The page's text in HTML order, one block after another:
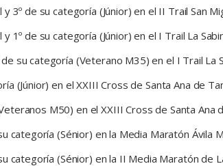
3º de su categoría (Júnior) en el II Trail San
1º de su categoría (Júnior) en el I Trail La
su categoría (Veterano M35) en el I Trail La
(Júnior) en el XXIII Cross de Santa Ana de
M50) en el XXIII Cross de Santa Ana
categoría (Sénior) en la Media Maratón Ávila
categoría (Sénior) en la II Media Maratón de